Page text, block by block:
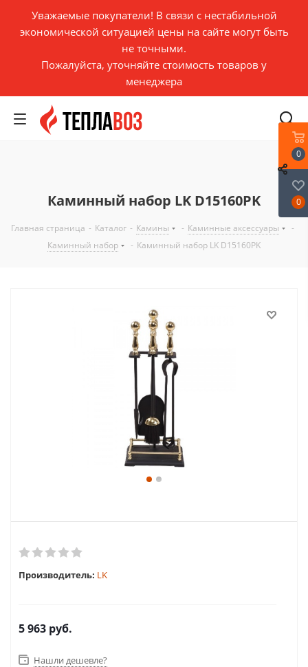
Уважаемые покупатели! В связи с нестабильной
экономической ситуацией цены на сайте могут быть
не точными.
Пожалуйста, уточняйте стоимость товаров у
менеджера
Каминный набор LK D15160PK
Главная страница - Каталог - Камины - Каминные аксессуары
-
Каминный набор
- Каминный набор LK D15160PK
Производитель: LK
5 963 руб.
Нашли дешевле?
0
0